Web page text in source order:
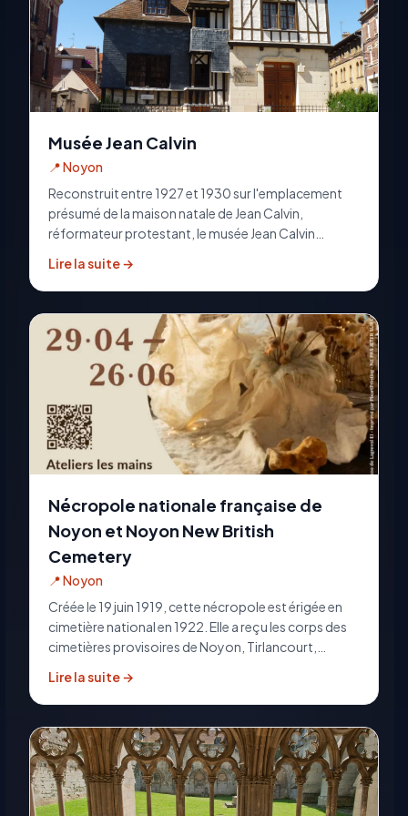
Musée Jean Calvin
📍Noyon
Reconstruit entre 1927 et 1930 sur l'emplacement
présumé de la maison natale de Jean Calvin,
réformateur protestant, le musée Jean Calvin
rares imprimés du 16ème siècle, des dessins, des
gravures, des sculptures... Le visiteur est embarqué
sur 3 étages dans l'histoire protestante et sa période
du "désert" au sein de la communauté française des
protestants (du XVIIème au XVIIIème siècle).
Lire la suite →
Nécropole nationale française de
Noyon et Noyon New British
Cemetery
📍Noyon
Créée le 19 juin 1919, cette nécropole est érigée en
cimetière national en 1922. Elle a reçu les corps des
cimetières provisoires de Noyon, Tirlancourt,
Bussy, Porquéricourt, Canny-sur-Matz, Lassigny,
Chiry-Ourscamp, Brétigny. Elle contient 1022
tombes, 2 ossuaires contenant 699 corps, 1 tombe
de victime civil, 1 tombe ‘’In mémoriam’’ et 4 tombes
de la guerre 1939-1945.
Lire la suite →